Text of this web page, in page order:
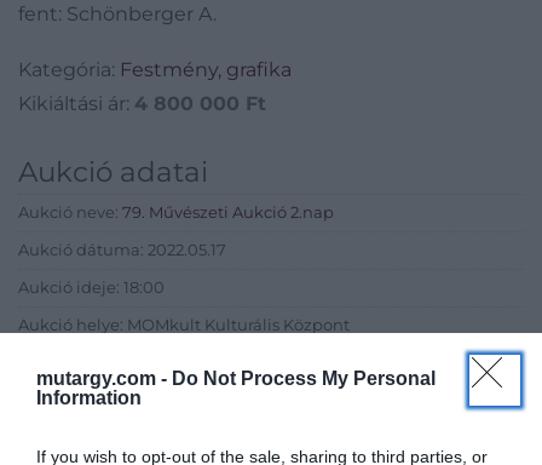
mutargy.com - Do Not Process My Personal
Information
If you wish to opt-out of the sale, sharing to third parties, or
fent: Schönberger A.
Kategória: Festmény, grafika
Kikiáltási ár: 4 800 000 Ft
Aukció adatai
Aukció neve: 79. Művészeti Aukció 2.nap
Aukció dátuma: 2022.05.17
Aukció ideje: 18:00
Aukció helye: MOMkult Kulturális Központ